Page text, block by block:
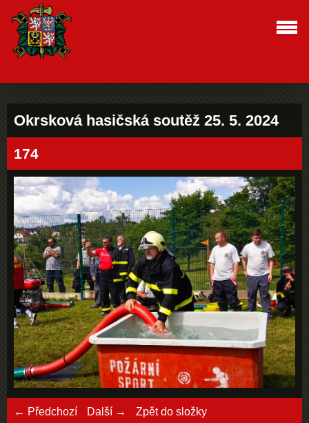
Okrsková hasičská soutěž 25. 5. 2024
174
← Předchozí Další → Zpět do složky